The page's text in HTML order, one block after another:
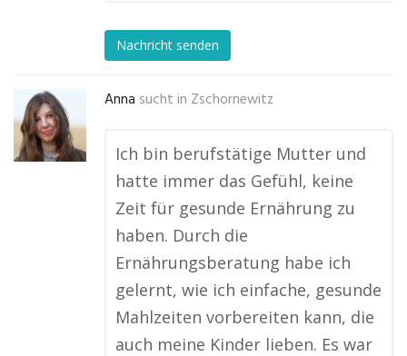
Nachricht senden
Anna sucht in Zschornewitz
Ich bin berufstätige Mutter und
hatte immer das Gefühl, keine
Zeit für gesunde Ernährung zu
haben. Durch die
Ernährungsberatung habe ich
gelernt, wie ich einfache, gesunde
Mahlzeiten vorbereiten kann, die
auch meine Kinder lieben. Es war